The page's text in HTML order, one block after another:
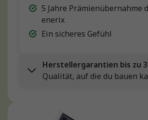
5 Jahre Prämienübernahme
enerix
Ein sicheres Gefühl
Herstellergarantien bis zu
Qualität, auf die du bauen